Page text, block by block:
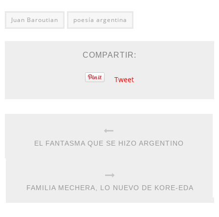
Juan Baroutian poesía argentina
COMPARTIR:
Tweet
EL FANTASMA QUE SE HIZO ARGENTINO
FAMILIA MECHERA, LO NUEVO DE KORE-EDA